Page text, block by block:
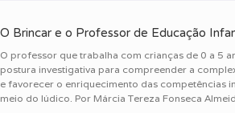
O Brincar e o Professor de Educação
O professor que trabalha com crianças de 0 a 5
postura investigativa para compreender a
e favorecer o enriquecimento das competências
meio do lúdico. Por Márcia Tereza Fonseca